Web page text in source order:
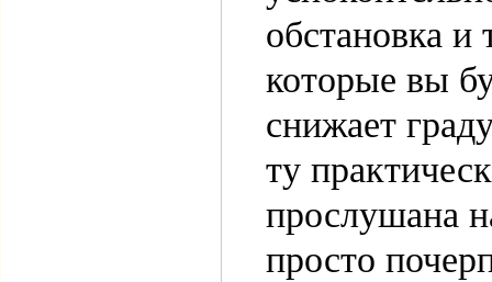
обстановка
которые вы
снижает
ту
прослушана
просто